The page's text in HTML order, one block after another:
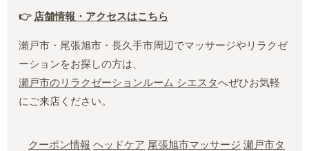
👉 店舗情報・アクセスはこちら
瀬戸市・尾張旭市・長久手市周辺でマッサージやリラクゼ
ーションをお探しの方は、
瀬戸市のリラクゼーションルーム シエスタへぜひお気軽
にご来店ください。
クーポン情報 ヘッドケア 尾張旭市マッサージ 瀬戸市タ